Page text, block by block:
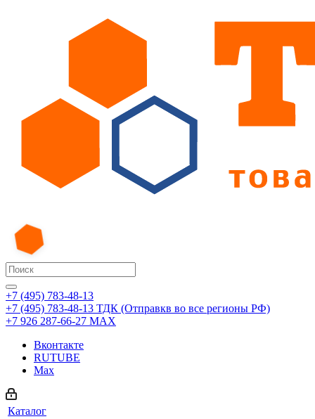
+7 (495) 783-48-13
+7 (495) 783-48-13 ТДК (Отправкв во все регионы РФ)
+7 926 287-66-27 МАХ
Вконтакте
RUTUBE
Max
Каталог